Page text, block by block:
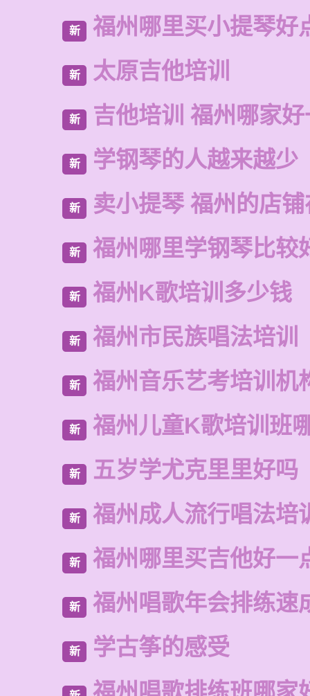
新 福州哪里买小提琴好
新 太原吉他培训
新 吉他培训 福州哪家
新 学钢琴的人越来越少
新 卖小提琴 福州的店
新 福州哪里学钢琴比较
新 福州K歌培训多少钱
新 福州市民族唱法培训
新 福州音乐艺考培训机
新 福州儿童K歌培训班
新 五岁学尤克里里好吗
新 福州成人流行唱法培
新 福州哪里买吉他好一
新 福州唱歌年会排练速
新 学古筝的感受